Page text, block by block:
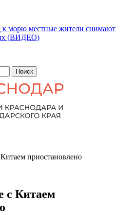
к морю местные жители снимают
(ВИДЕО)
приостановлено
с Китаем